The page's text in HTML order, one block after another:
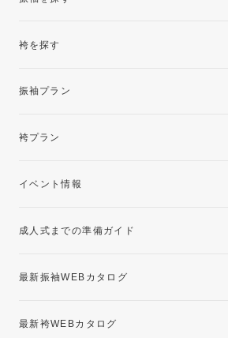
袴を探す
振袖プラン
レンタルプラン
袴プラン
卒業袴レンタルプラン
イベント情報
成人式までの準備ガイド
最新振袖WEBカタログ
最新袴WEBカタログ